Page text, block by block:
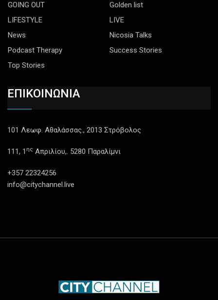
GOING OUT
Golden list
LIFESTYLE
LIVE
News
Nicosia Talks
Podcast Therapy
Success Stories
Top Stories
ΕΠΙΚΟΙΝΩΝΙΑ
101 Λεωφ. Αθαλάσσας., 2013 Στρόβολος
111, 1 ης Απριλίου,. 5280 Παραλίμνι
+357 22324256
info@citychannel.live